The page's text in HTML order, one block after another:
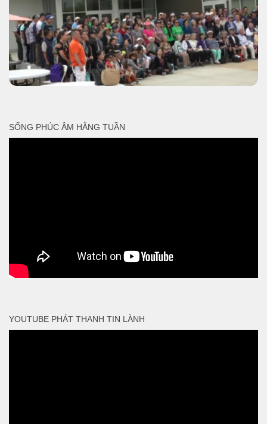
SỐNG PHÚC ÂM HẰNG TUẦN
YOUTUBE PHÁT THANH TIN LÀNH